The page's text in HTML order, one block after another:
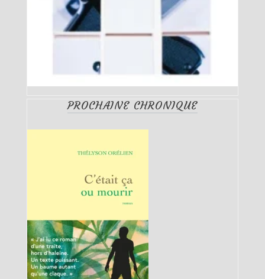
PROCHAINE CHRONIQUE